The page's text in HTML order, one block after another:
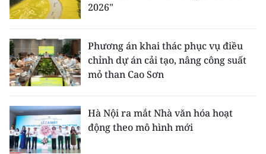
2026"
Phương án khai thác phục vụ điều
chỉnh dự án cải tạo, nâng công suất
mỏ than Cao Sơn
Hà Nội ra mắt Nhà văn hóa hoạt
động theo mô hình mới